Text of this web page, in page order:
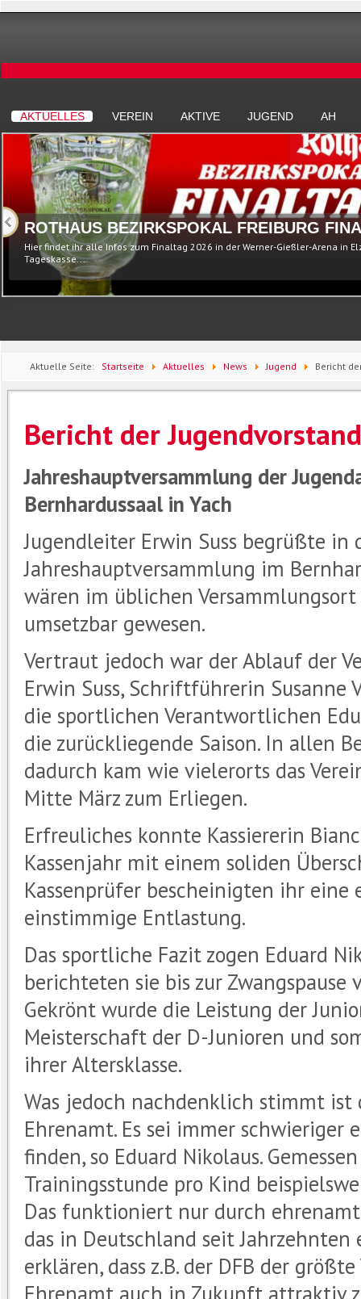
AKTUELLES VEREIN AKTIVE JUGEND AH
ROTHAUS BEZIRKSPOKAL FREIBURG
Hier findet ihr alle Infos zum Finaltag 2026 in der Werner-Gießler-Arena in
Tageskasse...
Aktuelle Seite: Startseite Aktuelles News Jugend Bericht
Bericht der
Jahreshauptversammlung der
Bernhardussaal in Yach
Jugendleiter Erwin Suss begrüßte in
Jahreshauptversammlung im
wären im üblichen
umsetzbar gewesen.
Vertraut jedoch war der Ablauf der
Erwin Suss, Schriftführerin Susanne
die sportlichen Verantwortlichen
die zurückliegende Saison. In allen
dadurch kam wie vielerorts das
Mitte März zum Erliegen.
Erfreuliches konnte Kassiererin
Kassenjahr mit einem soliden
Kassenprüfer bescheinigten ihr
einstimmige Entlastung.
Das sportliche Fazit zogen Eduard
berichteten sie bis zur
Gekrönt wurde die Leistung der
Meisterschaft der D-Junioren und
ihrer Altersklasse.
Was jedoch nachdenklich stimmt
Ehrenamt. Es sei immer
finden, so Eduard Nikolaus.
Trainingsstunde pro Kind
Das funktioniert nur durch
das in Deutschland seit
erklären, dass z.B. der DFB der
Ehrenamt auch in Zukunft attraktiv